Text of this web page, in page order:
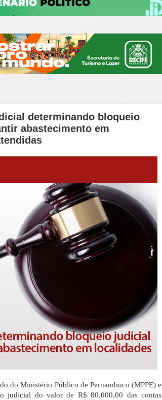
determinando bloqueio
abastecimento em
do Ministério Público de Pernambuco (MPPE) e
judicial do valor de R$ 80.000,00 das contas